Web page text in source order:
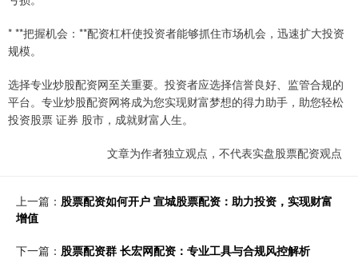
* **把握机会：**配资杠杆使投资者能够抓住市场机会，迅速扩大投资
规模。
选择专业炒股配资网至关重要。投资者应选择信誉良好、监管合规的
平台。专业炒股配资网将成为您实现财富梦想的得力助手，助您轻松
投资股票 证券 股市，成就财富人生。
文章为作者独立观点，不代表实盘股票配资观点
上一篇： 股票配资如何开户 宣城股票配资：助力投资，实现财富
增值
下一篇： 股票配资群 长宏网配资：专业工具与合规风控解析